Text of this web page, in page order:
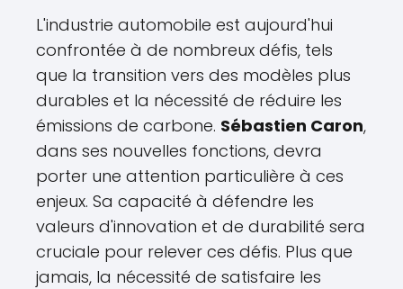
L'industrie automobile est aujourd'hui
confrontée à de nombreux défis, tels
que la transition vers des modèles plus
durables et la nécessité de réduire les
émissions de carbone. Sébastien Caron,
dans ses nouvelles fonctions, devra
porter une attention particulière à ces
enjeux. Sa capacité à défendre les
valeurs d'innovation et de durabilité sera
cruciale pour relever ces défis. Plus que
jamais, la nécessité de satisfaire les